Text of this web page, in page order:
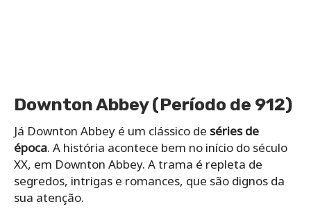
Downton Abbey (Período de 912)
Já Downton Abbey é um clássico de séries de
época. A história acontece bem no início do século
XX, em Downton Abbey. A trama é repleta de
segredos, intrigas e romances, que são dignos da
sua atenção.